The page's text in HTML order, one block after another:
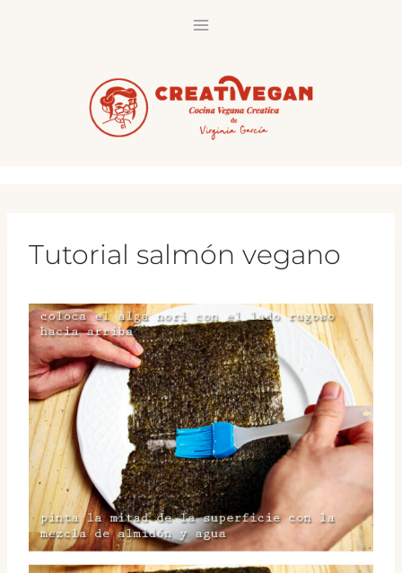
Tutorial salmón vegano